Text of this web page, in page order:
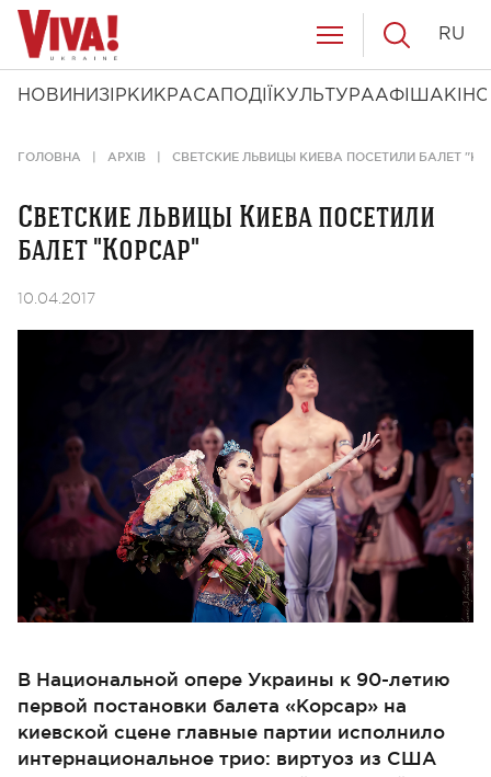
НОВИНИ ЗІРКИ КРАСА ПОДІЇ КУЛЬТУРААФІША КІНО
RU
ГОЛОВНА АРХІВ СВЕТСКИЕ ЛЬВИЦЫ КИЕВА ПОСЕТИЛИ БАЛЕТ
Светские львицы Киева посетили
балет "Корсар"
10.04.2017
В Национальной опере Украины к 90-летию
первой постановки балета «Корсар» на
киевской сцене главные партии исполнило
интернациональное трио: виртуоз из США